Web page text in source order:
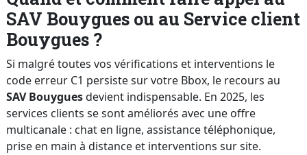
SAV Bouygues ou au Service client
Bouygues ?
Si malgré toutes vos vérifications et interventions le
code erreur C1 persiste sur votre Bbox, le recours au
SAV Bouyguesdevient indispensable. En 2025, les
services clients se sont améliorés avec une offre
multicanale : chat en ligne, assistance téléphonique,
prise en main à distance et interventions sur site.